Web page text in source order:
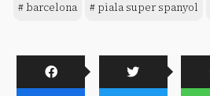
# barcelona # piala super spanyol